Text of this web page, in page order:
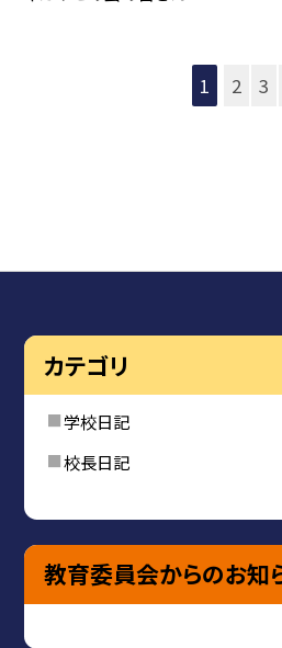
1 2 3
カテゴリ
学校日記
校長日記
教育委員会からのお知